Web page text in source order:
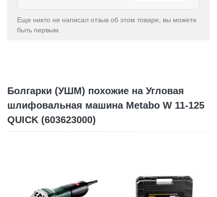
Еще никто не написал отзыв об этом товаре, вы можете
быть первым.
Болгарки (УШМ) похожие на Угловая
шлифовальная машина Metabo W 11-125
QUICK (603623000)